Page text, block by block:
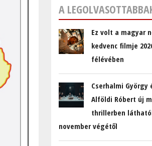
A
Ez volt a magyar
kedvenc filmje
félévében
Cserhalmi György
Alföldi Róbert új
thrillerben
november végétől